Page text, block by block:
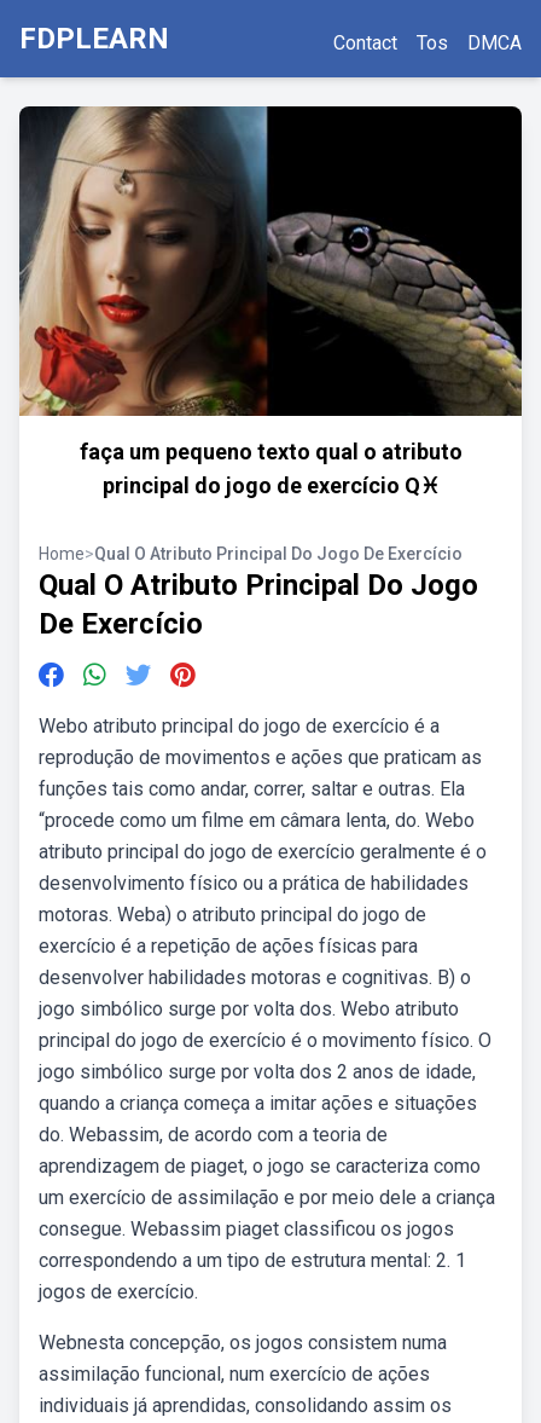
FDPLEARN Contact Tos DMCA
faça um pequeno texto qual o atributo
principal do jogo de exercício Q♓
Home>Qual O Atributo Principal Do Jogo De Exercício
Qual O Atributo Principal Do Jogo
De Exercício
Webo atributo principal do jogo de exercício é a
reprodução de movimentos e ações que praticam as
funções tais como andar, correr, saltar e outras. Ela
“procede como um filme em câmara lenta, do. Webo
atributo principal do jogo de exercício geralmente é o
desenvolvimento físico ou a prática de habilidades
motoras. Weba) o atributo principal do jogo de
exercício é a repetição de ações físicas para
desenvolver habilidades motoras e cognitivas. B) o
jogo simbólico surge por volta dos. Webo atributo
principal do jogo de exercício é o movimento físico. O
jogo simbólico surge por volta dos 2 anos de idade,
quando a criança começa a imitar ações e situações
do. Webassim, de acordo com a teoria de
aprendizagem de piaget, o jogo se caracteriza como
um exercício de assimilação e por meio dele a criança
consegue. Webassim piaget classificou os jogos
correspondendo a um tipo de estrutura mental: 2. 1
jogos de exercício.
Webnesta concepção, os jogos consistem numa
assimilação funcional, num exercício de ações
individuais já aprendidas, consolidando assim os